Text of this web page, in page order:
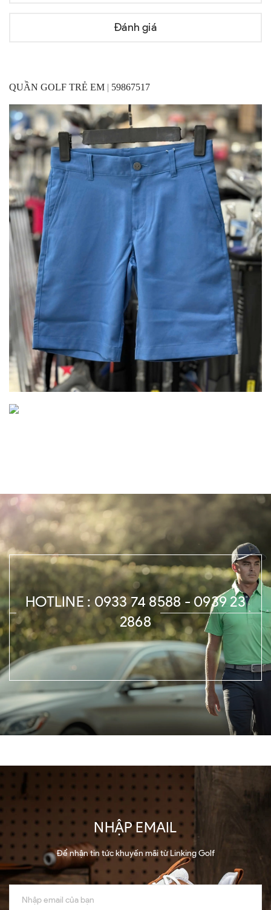
Đánh giá
QUẦN GOLF TRẺ EM | 59867517
HOTLINE : 0933 74 8588 - 0939 23
2868
NHẬP EMAIL
Để nhận tin tức khuyến mãi từ Linking Golf